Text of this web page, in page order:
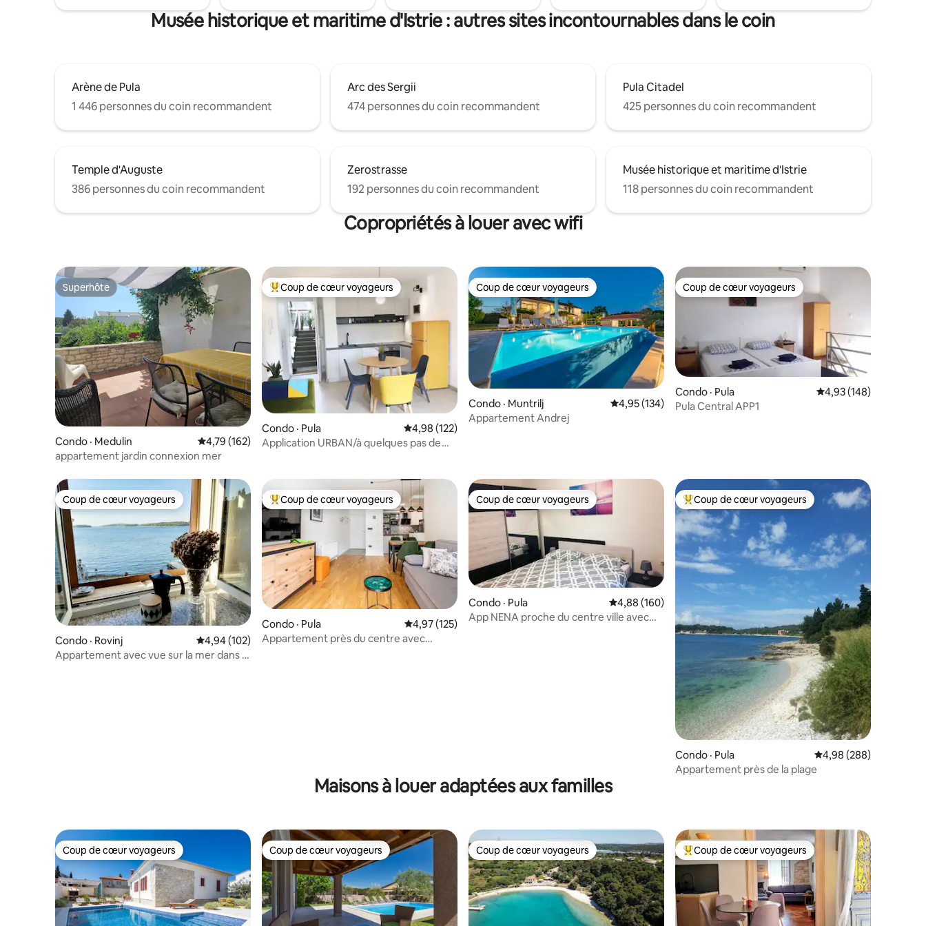
Musée historique et maritime d'Istrie : autres sites incontournables dans le coin
Arène de Pula
1 446 personnes du coin recommandent
Arc des Sergii
474 personnes du coin recommandent
Pula Citadel
425 personnes du coin recommandent
Temple d'Auguste
386 personnes du coin recommandent
Zerostrasse
192 personnes du coin recommandent
Musée historique et maritime d'Istrie
118 personnes du coin recommandent
Copropriétés à louer avec wifi
Superhôte
Superhôte
Condo · Medulin Note moyenne de 4,79 sur 5, 162 commentaires
4,79 (162)
appartement jardin connexion mer
Coup de cœur voyageurs parmi les plus aimés
Coup de cœur voyageurs
Condo · Pula Note moyenne de 4,98 sur 5, 122 commentaires
4,98 (122)
Application URBAN/à quelques pas de
Coup de cœur voyageurs
Coup de cœur voyageurs
Condo · Muntrilj Note moyenne de 4,95 sur 5, 134 commentaires
4,95 (134)
Appartement Andrej
Coup de cœur voyageurs
Coup de cœur voyageurs
Condo · Pula Note moyenne de
4,93 (148)
Pula Central APP1
Coup de cœur voyageurs
Coup de cœur voyageurs
Condo · Rovinj Note moyenne de 4,94 sur 5, 102 commentaires
4,94 (102)
Appartement avec vue sur la mer dans la
Coup de cœur voyageurs parmi les plus aimés
Coup de cœur voyageurs
Condo · Pula Note moyenne de 4,97 sur 5, 125 commentaires
4,97 (125)
Appartement près du centre avec
Coup de cœur voyageurs
Coup de cœur voyageurs
Condo · Pula Note moyenne de 4,88 sur 5, 160 commentaires
4,88 (160)
App NENA proche du centre ville avec
Coup de cœur voyageurs parmi les plus aimés
Coup de cœur voyageurs
Condo · Pula Note moyenne de
4,98 (288)
Appartement près de la plage
Maisons à louer adaptées aux familles
Coup de cœur voyageurs
Coup de cœur voyageurs Coup de cœur voyageurs
Coup de cœur voyageurs Coup de cœur voyageurs
Coup de cœur voyageurs Coup de cœur voyageurs parmi les plus aimés
Coup de cœur voyageurs